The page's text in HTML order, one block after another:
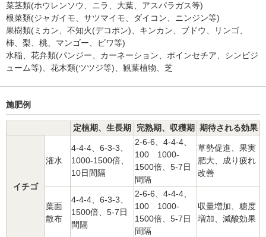
菜茎類(ホウレンソウ、ニラ、大葉、アスパラガス等)
根菜類(ジャガイモ、サツマイモ、ダイコン、ニンジン等)
果樹類(ミカン、不知火(デコポン)、キンカン、ブドウ、リンゴ、
柿、梨、桃、マンゴー、ビワ等)
水稲、花弁類(パンジー、カーネーション、ポインセチア、シンビジ
ューム等)、花木類(ツツジ等)、観葉植物、芝
施肥例
定植期、生長期 完熟期、収穫期 期待される効果
イチゴ
潅水
4-4-4、6-3-3、
1000-1500倍、
10日間隔
2-6-6、4-4-4、
100 1000-
1500倍、5-7日
間隔
草勢促進、果実
肥大、成り疲れ
改善
葉面
散布
4-4-4、6-3-3、
1500倍、5-7日
間隔
2-6-6、4-4-4、
100 1000-
1500倍、5-7日
間隔
収量増加、糖度
増加、減酸効果